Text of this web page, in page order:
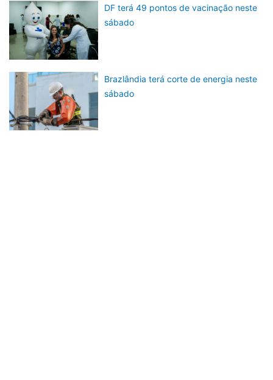
DF terá 49 pontos de vacinação neste
sábado
Brazlândia terá corte de energia neste
sábado